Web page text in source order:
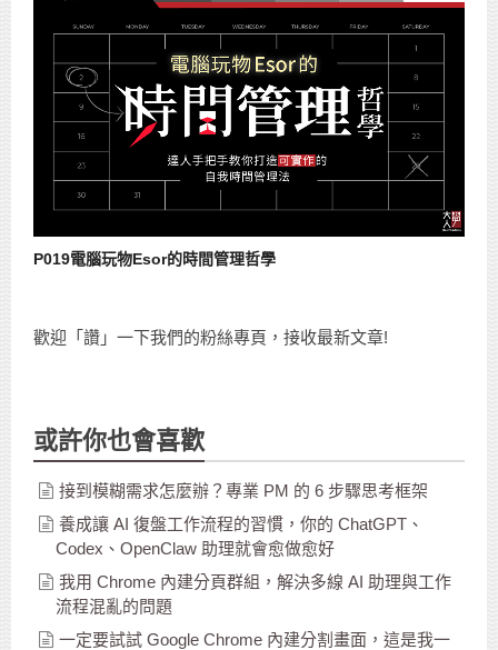
P019電腦玩物Esor的時間管理哲學
歡迎「讚」一下我們的粉絲專頁，接收最新文章!
或許你也會喜歡
接到模糊需求怎麼辦？專業 PM 的 6 步驟思考框架
養成讓 AI 復盤工作流程的習慣，你的 ChatGPT、
Codex、OpenClaw 助理就會愈做愈好
我用 Chrome 內建分頁群組，解決多線 AI 助理與工作
流程混亂的問題
一定要試試 Google Chrome 內建分割畫面，這是我一